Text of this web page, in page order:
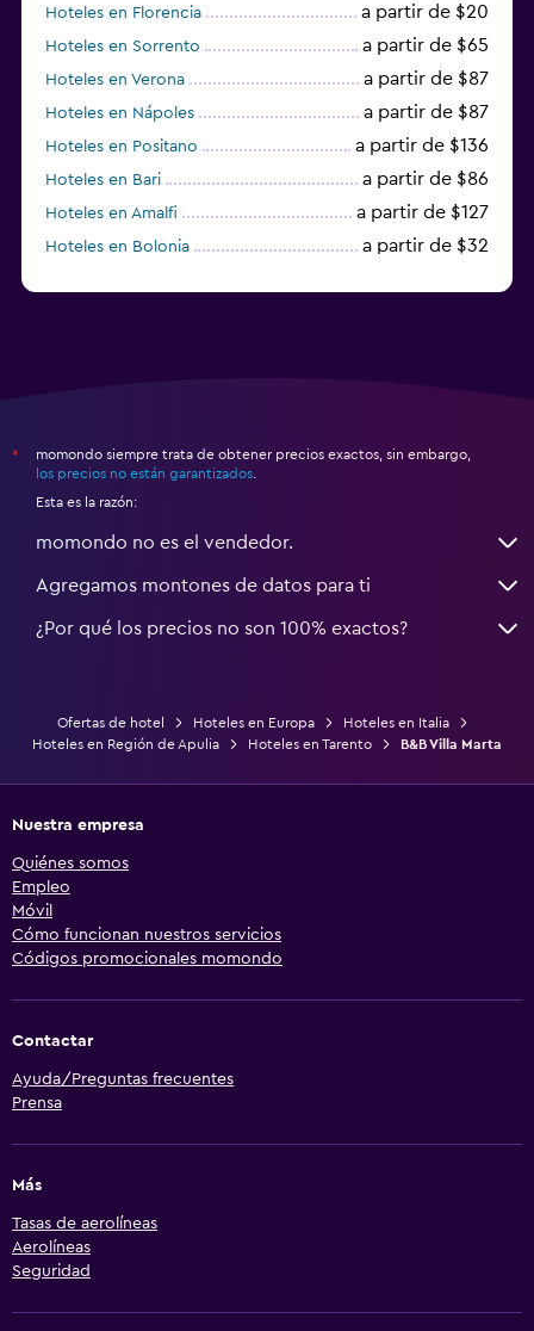
Hoteles en Florencia a partir de $20
Hoteles en Sorrento a partir de $65
Hoteles en Verona a partir de $87
Hoteles en Nápoles a partir de $87
Hoteles en Positano a partir de $136
Hoteles en Bari a partir de $86
Hoteles en Amalfi a partir de $127
Hoteles en Bolonia a partir de $32
*
momondo siempre trata de obtener precios exactos, sin embargo,
los precios no están garantizados
Esta es la razón:
momondo no es el vendedor.
Agregamos montones de datos para ti
¿Por qué los precios no son 100% exactos?
Ofertas de hotel Hoteles en Europa
Hoteles en Italia
Hoteles en Región de Apulia
Hoteles en Tarento B&B Villa Marta
Nuestra empresa
Quiénes somos
Empleo
Móvil
Cómo funcionan nuestros servicios
Códigos promocionales momondo
Contactar
Ayuda/Preguntas frecuentes
Prensa
Más
Tasas de aerolíneas
Aerolíneas
Seguridad